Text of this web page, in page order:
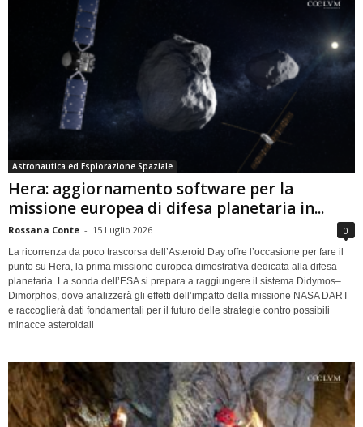
Astronautica ed Esplorazione Spaziale
Hera: aggiornamento software per la
missione europea di difesa planetaria in...
Rossana Conte - 15 Luglio 2026 0
La ricorrenza da poco trascorsa dell’Asteroid Day offre l’occasione per fare il
punto su Hera, la prima missione europea dimostrativa dedicata alla difesa
planetaria. La sonda dell’ESA si prepara a raggiungere il sistema Didymos–
Dimorphos, dove analizzerà gli effetti dell’impatto della missione NASA DART
e raccoglierà dati fondamentali per il futuro delle strategie contro possibili
minacce asteroidali